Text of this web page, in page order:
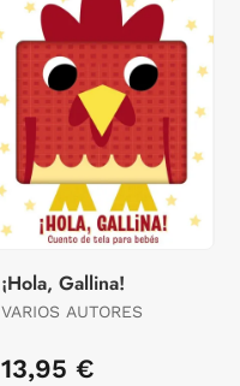
¡Hola, Gallina!
VARIOS AUTORES
13,95 €